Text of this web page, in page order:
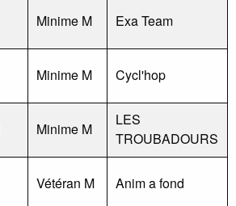
Minime M Exa Team
Minime M Cycl'hop
Minime M
LES
TROUBADOURS
Vétéran M Anim a fond